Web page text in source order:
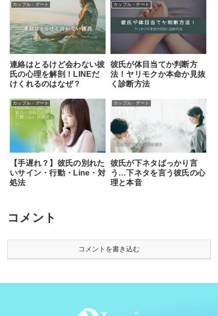
カップル・デート
連絡はとるけど会わない彼
氏の心理を解剖！LINEだ
けくれるのはなぜ？
カップル・デート
彼氏が体目当てか判断方
法！ヤリモクか本命か見抜
く診断方法
カップル・デート
【手遅れ？】彼氏の別れた
いサイン・行動・Line・対
処法
カップル・デート
彼氏が下ネタばっかり言
う…下ネタを言う彼氏の心
理と本音
コメント
コメントを書き込む